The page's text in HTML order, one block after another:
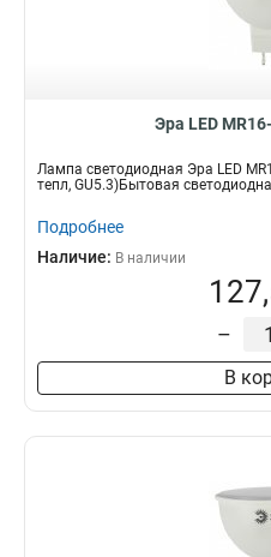
Эра LED
Лампа светодиодная Эра LED
тепл, GU5.3)Бытовая
Подробнее
Наличие: В наличии
–
В